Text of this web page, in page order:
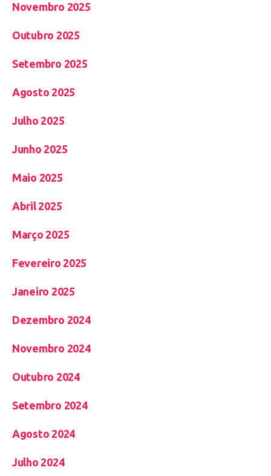
Novembro 2025
Outubro 2025
Setembro 2025
Agosto 2025
Julho 2025
Junho 2025
Maio 2025
Abril 2025
Março 2025
Fevereiro 2025
Janeiro 2025
Dezembro 2024
Novembro 2024
Outubro 2024
Setembro 2024
Agosto 2024
Julho 2024